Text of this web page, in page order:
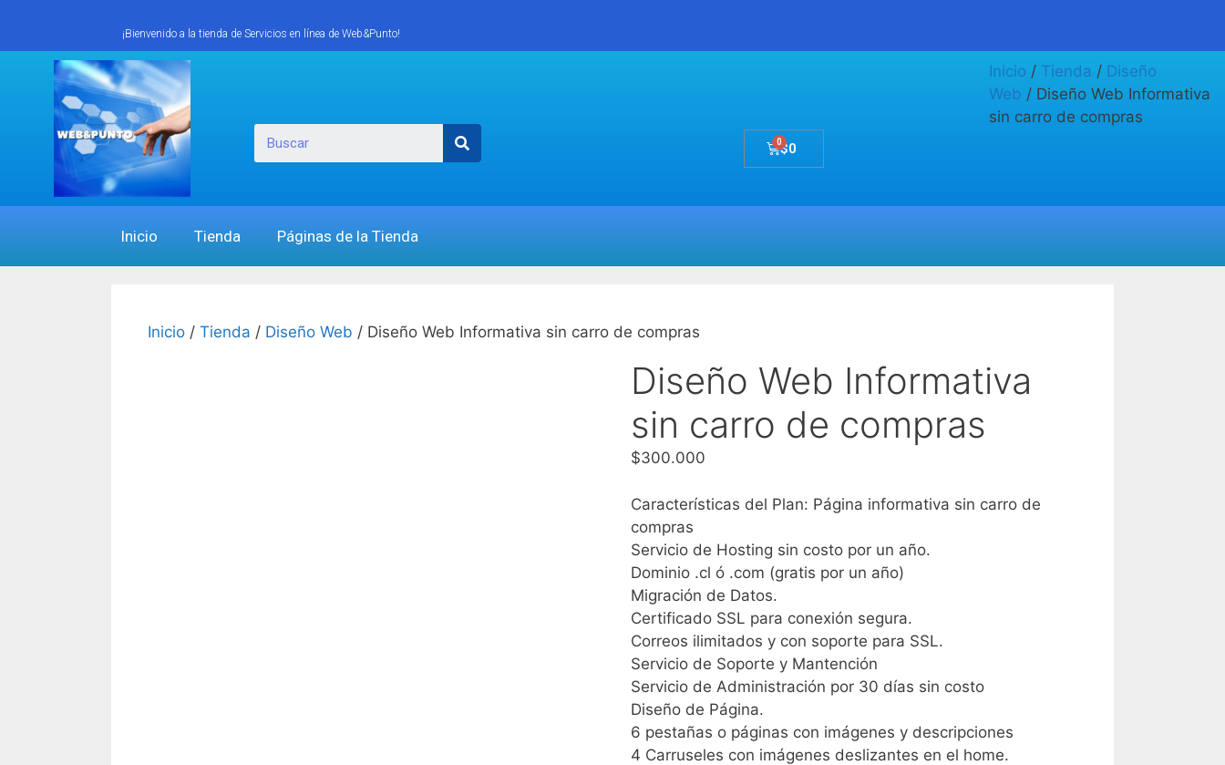
¡Bienvenido a la tienda de Servicios en línea de Web&Punto!
$0
Inicio / Tienda / Diseño
Web / Diseño Web Informativa
sin carro de compras
Inicio Tienda Páginas de la Tienda
Inicio / Tienda / Diseño Web / Diseño Web Informativa sin carro de compras
Diseño Web Informativa
sin carro de compras
$300.000
Características del Plan: Página informativa sin carro de
compras
Servicio de Hosting sin costo por un año.
Dominio .cl ó .com (gratis por un año)
Migración de Datos.
Certificado SSL para conexión segura.
Correos ilimitados y con soporte para SSL.
Servicio de Soporte y Mantención
Servicio de Administración por 30 días sin costo
Diseño de Página.
6 pestañas o páginas con imágenes y descripciones
4 Carruseles con imágenes deslizantes en el home.